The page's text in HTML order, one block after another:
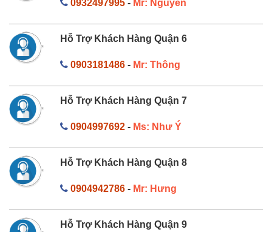
0932497995- Mr: Nguyên
Hỗ Trợ Khách Hàng Quận 6
0903181486- Mr: Thông
Hỗ Trợ Khách Hàng Quận 7
0904997692- Ms: Như Ý
Hỗ Trợ Khách Hàng Quận 8
0904942786- Mr: Hưng
Hỗ Trợ Khách Hàng Quận 9